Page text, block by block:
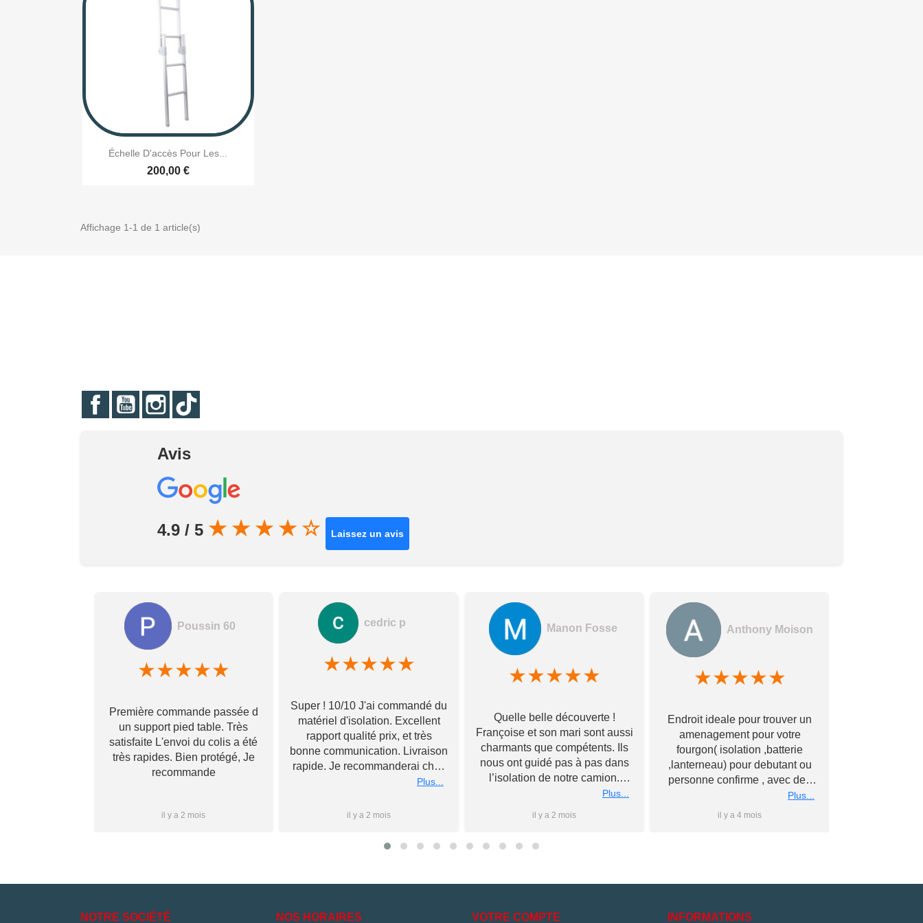
Aperçu rapide
Échelle D'accès Pour Les...
200,00 €
Affichage 1-1 de 1 article(s)
FacebookYouTubeInstagram
Avis
4.9 / 5 ★ ★ ★ ★ ☆ Laissez un avis
Poussin 60
★★★★★
Première commande passée d
un support pied table. Très
satisfaite L'envoi du colis a été
très rapides. Bien protégé, Je
recommande
il y a 2 mois
cedric p
★★★★★
Super ! 10/10 J'ai commandé du
matériel d'isolation. Excellent
rapport qualité prix, et très
bonne communication. Livraison
rapide. Je recommanderai chez
Toupourvan ! Merci bcpPlus...
il y a 2 mois
Manon Fosse
★★★★★
Quelle belle découverte !
Françoise et son mari sont aussi
charmants que compétents. Ils
nous ont guidé pas à pas dans
l’isolation de notre camion.
Souriants et à l’écoute, ils nous
conseils et n’ont pas hésité à
magasin pour nous conseiller
nous forcer la main sur de
poursuivrons l’aventure de
Plus...
il y a 2 mois
Anthony Moison
★★★★★
Endroit ideale pour trouver un
amenagement pour votre
fourgon( isolation ,batterie
,lanterneau) pour debutant ou
personne confirme , avec des
conseils personnalise et prix
super competitif A recommander
Plus...
il y a 4 mois
NOTRE SOCIÉTÉ NOS HORAIRES VOTRE COMPTE INFORMATIONS